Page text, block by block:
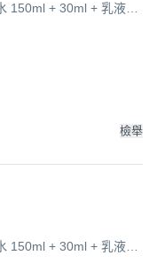
150ml + 30ml + 乳液
檢舉
150ml + 30ml + 乳液